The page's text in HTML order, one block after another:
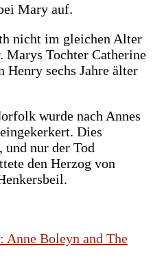
Mary auf.
nicht im gleichen Alter
Marys Tochter Catherine
Henry sechs Jahre älter
wurde nach Annes
Dies
und nur der Tod
den Herzog von
Anne Boleyn and The